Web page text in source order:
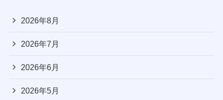
2026年8月
2026年7月
2026年6月
2026年5月